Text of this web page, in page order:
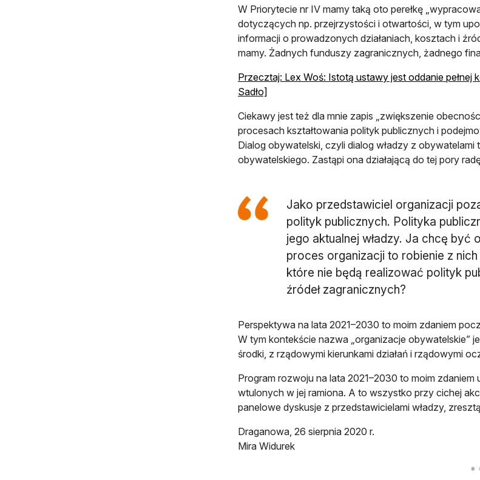
W Priorytecie nr IV mamy taką oto perełkę
dotyczących np. przejrzystości i otwartości, w tym
informacji o prowadzonych działaniach, kosztach i
mamy. Żadnych funduszy zagranicznych, żadnego
Przecztaj: Lex Woś: Istotą ustawy jest oddanie
Sadło]
Ciekawy jest też dla mnie zapis „zwiększenie
procesach kształtowania polityk publicznych i
Dialog obywatelski, czyli dialog władzy z
obywatelskiego. Zastąpi ona działającą do tej pory
Jako przedstawiciel organizacji
polityk publicznych. Polityka
jego aktualnej władzy. Ja chcę być
proces organizacji to robienie z
które nie będą realizować polityk
źródeł zagranicznych?
Perspektywa na lata 2021–2030 to moim zdaniem
W tym kontekście nazwa „organizacje obywatelskie”
środki, z rządowymi kierunkami działań i rządowymi
Program rozwoju na lata 2021–2030 to moim
wtulonych w jej ramiona. A to wszystko przy cichej
panelowe dyskusje z przedstawicielami władzy,
Draganowa, 26 sierpnia 2020 r.
Mira Widurek